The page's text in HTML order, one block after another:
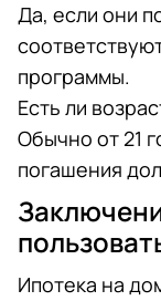
Да, если они
программы.
Есть ли
Обычно от 21
погашения
Ипотека на